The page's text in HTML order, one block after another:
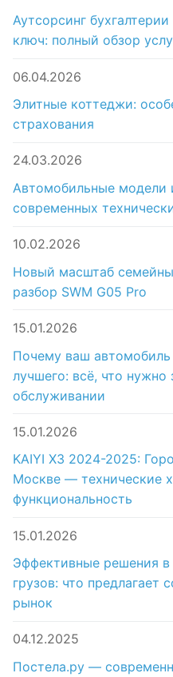
Аутсорсинг
ключ: полный обзор
06.04.2026
Элитные коттеджи:
страхования
24.03.2026
Автомобильные модели
современных
10.02.2026
Новый масштаб
разбор SWM G05 Pro
15.01.2026
Почему ваш автомобиль
лучшего: всё, что нужно
обслуживании
15.01.2026
KAIYI X3 2024-2025:
Москве — технические
функциональность
15.01.2026
Эффективные решения в
грузов: что предлагает
рынок
04.12.2025
Постела.ру —